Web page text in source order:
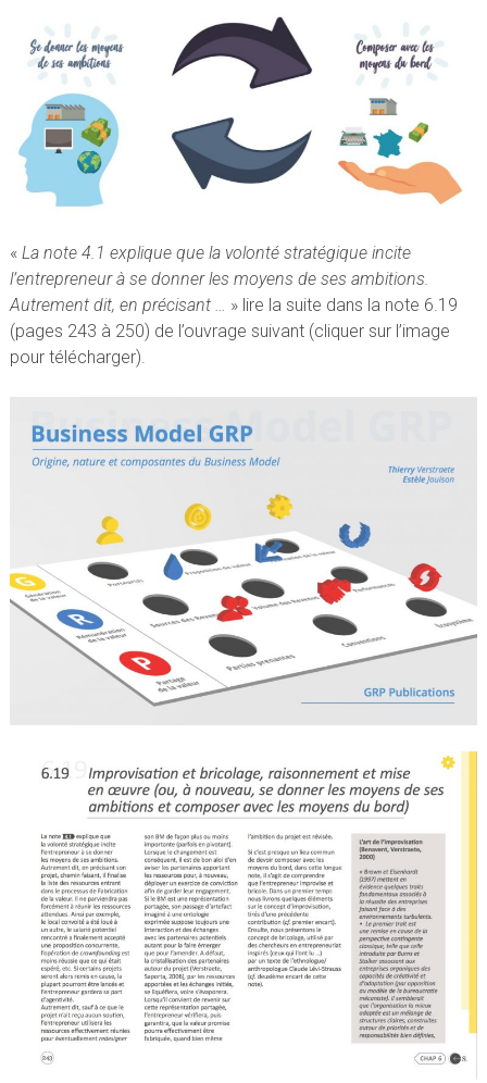
« La note 4.1 explique que la volonté stratégique incite
l’entrepreneur à se donner les moyens de ses ambitions.
Autrement dit, en précisant …
» lire la suite dans la note 6.19
(pages 243 à 250) de l’ouvrage suivant (cliquer sur l’image
pour télécharger).